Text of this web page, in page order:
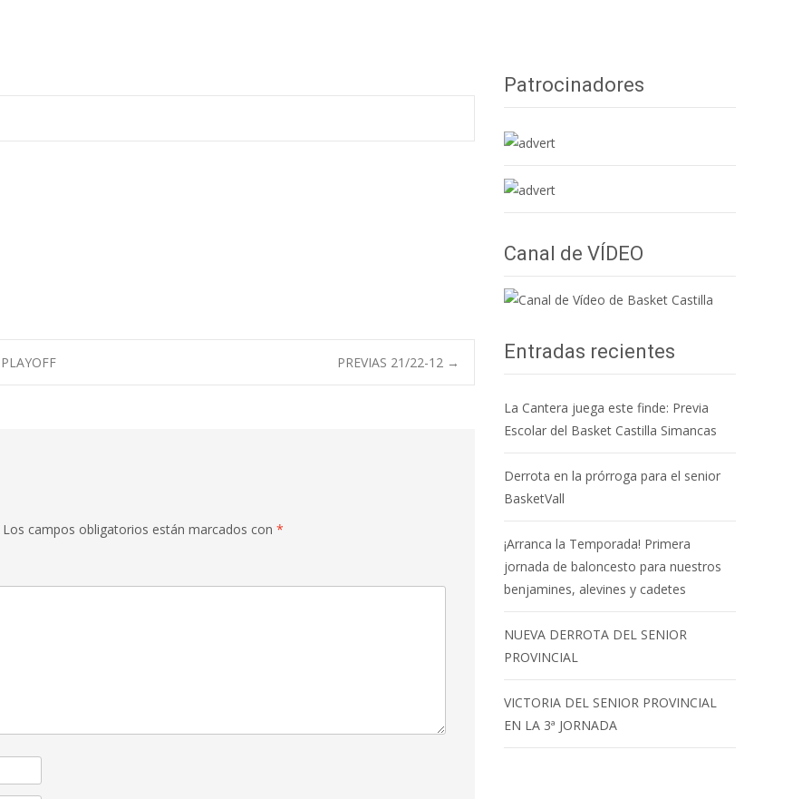
PREVIAS 21/22-12 →
Los campos obligatorios están marcados con *
Patrocinadores
Canal de VÍDEO
Entradas recientes
La Cantera juega este finde: Previa
Escolar del Basket Castilla Simancas
Derrota en la prórroga para el senior
BasketVall
¡Arranca la Temporada! Primera
jornada de baloncesto para nuestros
benjamines, alevines y cadetes
NUEVA DERROTA DEL SENIOR
PROVINCIAL
VICTORIA DEL SENIOR PROVINCIAL
EN LA 3ª JORNADA